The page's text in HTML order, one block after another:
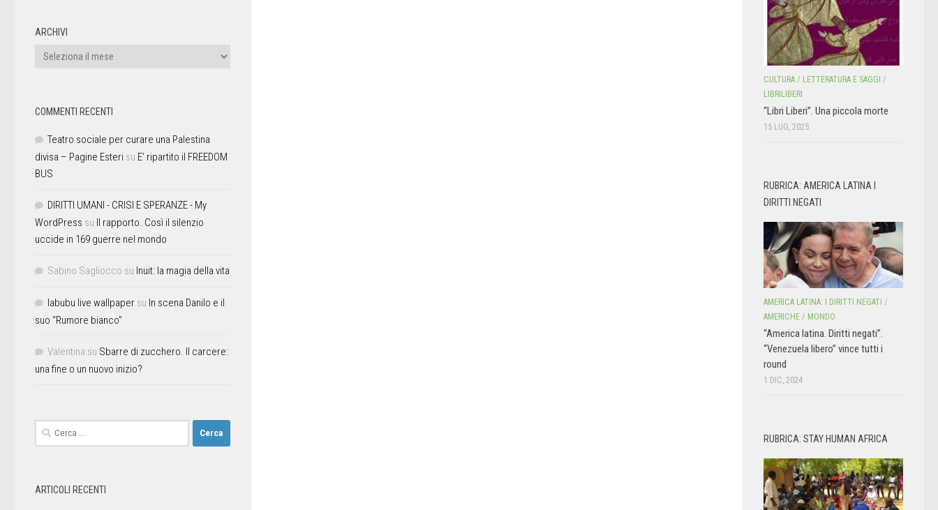
ARCHIVI
COMMENTI RECENTI
Teatro sociale per curare una Palestina
divisa – Pagine Esteri su E’ ripartito il FREEDOM
BUS
DIRITTI UMANI - CRISI E SPERANZE - My
WordPress su Il rapporto. Così il silenzio
uccide in 169 guerre nel mondo
Sabino Sagliocco su Inuit: la magia della vita
labubu live wallpaper su In scena Danilo e il
suo “Rumore bianco”
Valentina su Sbarre di zucchero. Il carcere:
una fine o un nuovo inizio?
ARTICOLI RECENTI
CULTURA / LETTERATURA E SAGGI /
LIBRILIBERI
“Libri Liberi”. Una piccola morte
15 LUG, 2025
RUBRICA: AMERICA LATINA I
DIRITTI NEGATI
AMERICA LATINA: I DIRITTI NEGATI /
AMERICHE / MONDO
“America latina. Diritti negati”.
“Venezuela libero” vince tutti i
round
1 DIC, 2024
RUBRICA: STAY HUMAN AFRICA